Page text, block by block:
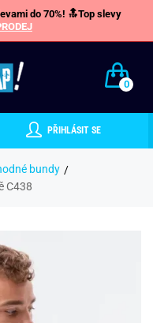
do 70%! 🔝Top slevy
0
PŘIHLÁSIT SE
bundy
C438